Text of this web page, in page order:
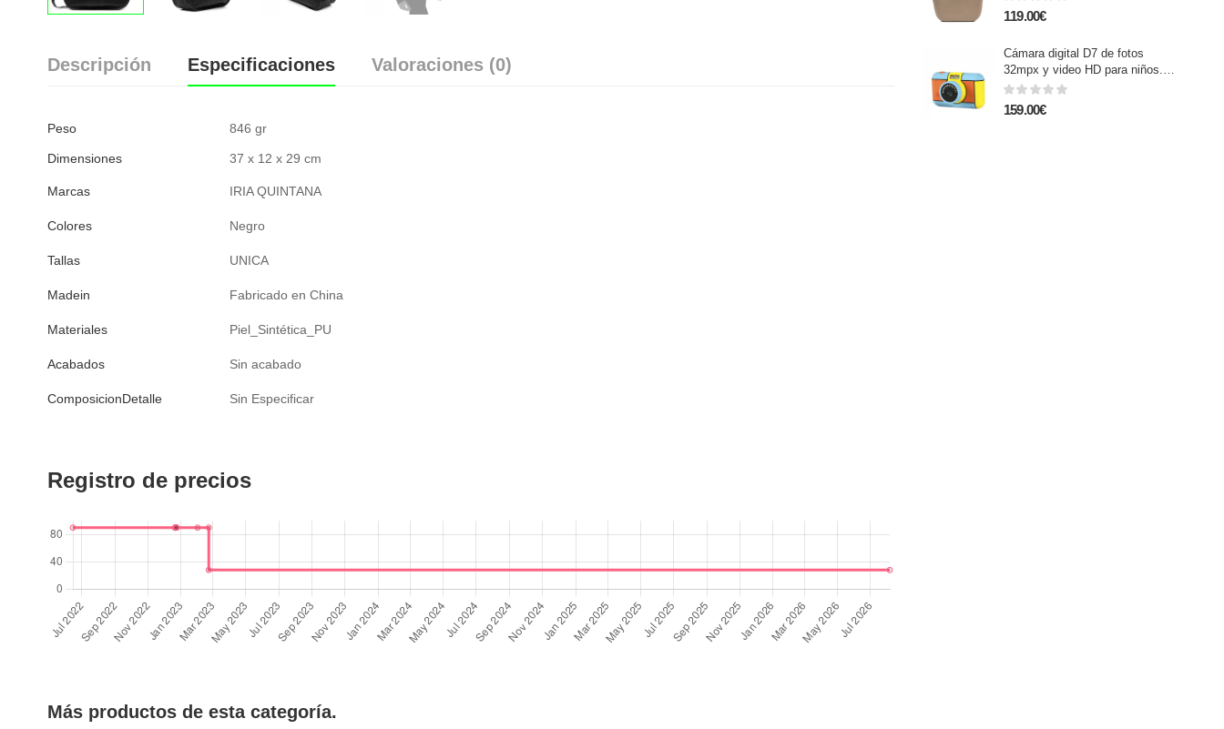
Descripción Especificaciones Valoraciones (0)
Peso 846 gr
Dimensiones 37 x 12 x 29 cm
Marcas IRIA QUINTANA
Colores Negro
Tallas UNICA
Madein Fabricado en China
Materiales Piel_Sintética_PU
Acabados Sin acabado
ComposicionDetalle Sin Especificar
Registro de precios
Más productos de esta categoría.
119.00€
Cámara digital D7 de fotos
32mpx y video HD para niños.
Pantalla de 2,4 pulgadas. Con
filtros y efectos. Lanyard de
transporte.
159.00€